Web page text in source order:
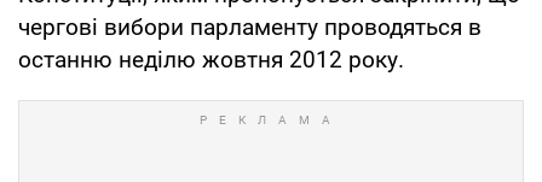
чергові вибори парламенту проводяться в
останню неділю жовтня 2012 року.